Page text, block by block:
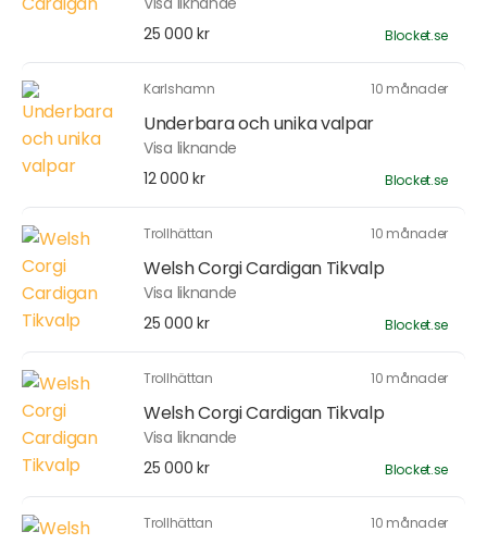
25 000 kr
Blocket.se
Karlshamn 10 månader
Underbara och unika valpar
Visa liknande
12 000 kr
Blocket.se
Trollhättan 10 månader
Welsh Corgi Cardigan Tikvalp
Visa liknande
25 000 kr
Blocket.se
Trollhättan 10 månader
Welsh Corgi Cardigan Tikvalp
Visa liknande
25 000 kr
Blocket.se
Trollhättan 10 månader